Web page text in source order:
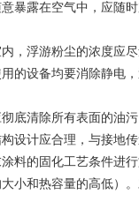
暴露在空气中，应随
，浮游粉尘的浓度应
的设备均要消除静电，
底清除所有表面的油
设计应合理，与接地
料的固化工艺条件进
小和热容量的高低）